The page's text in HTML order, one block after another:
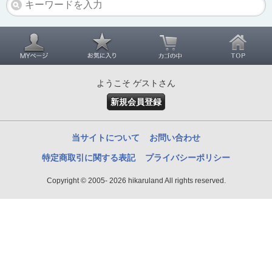
ようこそ ゲストさん
新規会員登録
当サイトについて お問い合わせ
特定商取引に関する表記 プライバシーポリシー
Copyright © 2005- 2026 hikaruland All rights reserved.